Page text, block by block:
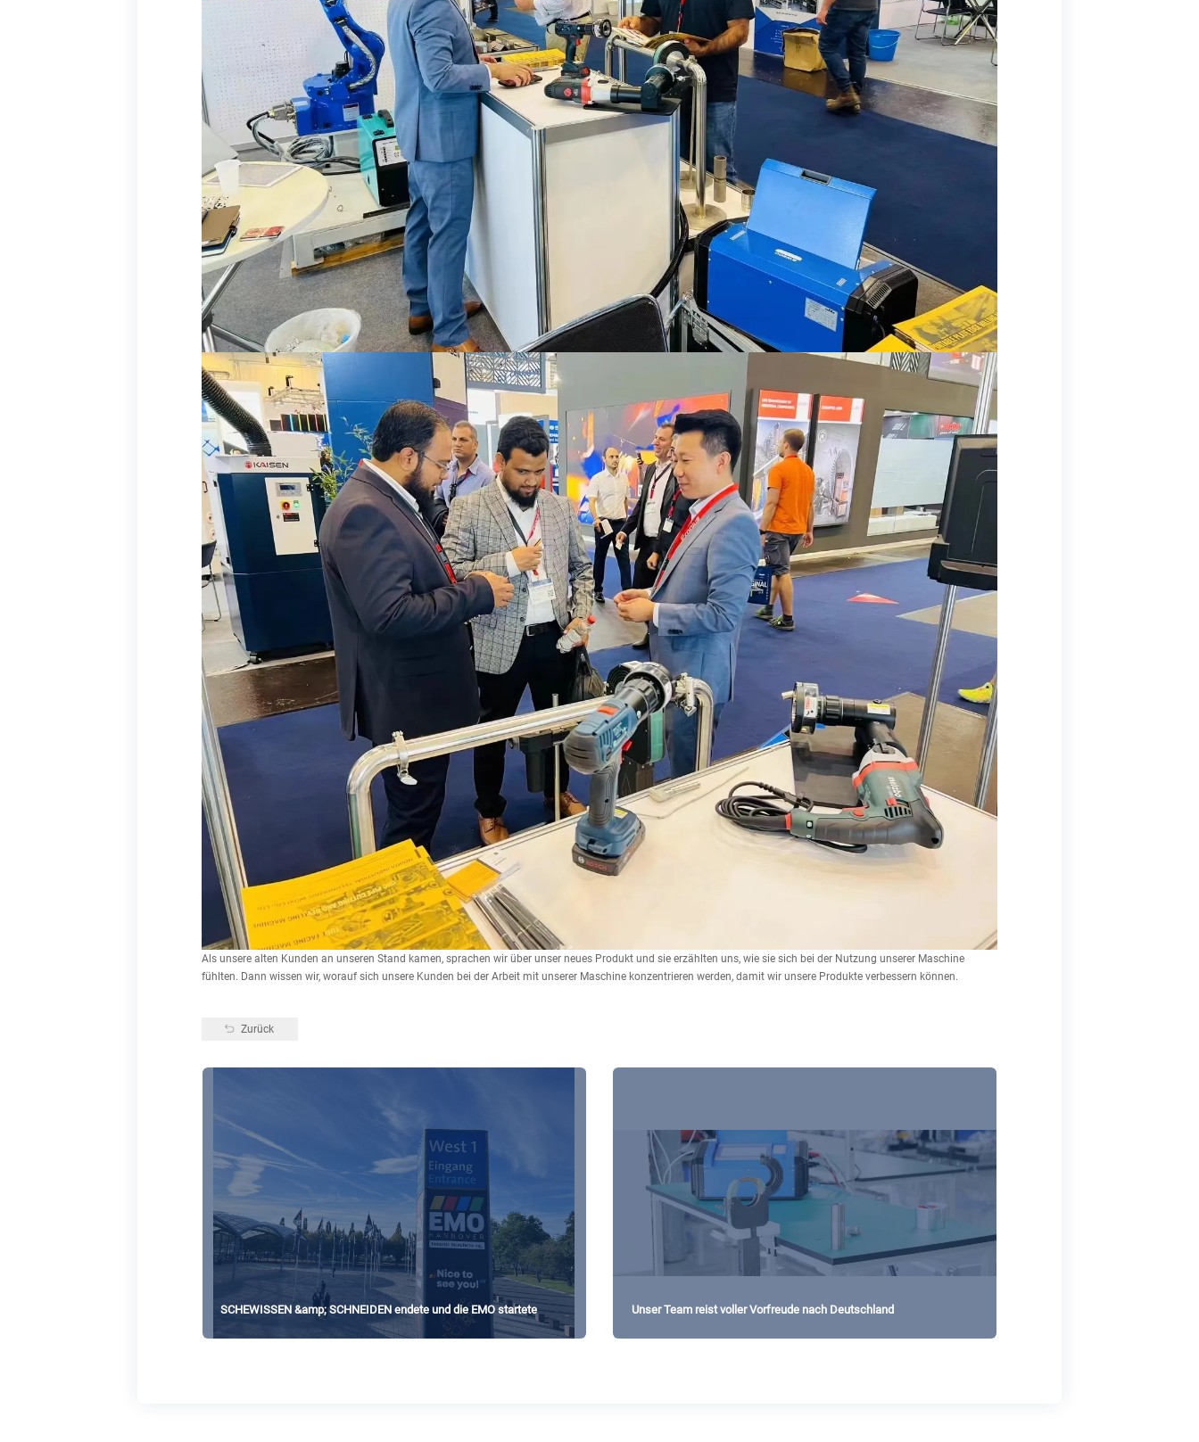
Als unsere alten Kunden an unseren Stand kamen, sprachen wir über unser neues Produkt und sie erzählten uns, wie sie sich bei der Nutzung unserer Maschine
fühlten. Dann wissen wir, worauf sich unsere Kunden bei der Arbeit mit unserer Maschine konzentrieren werden, damit wir unsere Produkte verbessern können.
Zurück
SCHEWISSEN &amp; SCHNEIDEN endete und die EMO startete Unser Team reist voller Vorfreude nach Deutschland